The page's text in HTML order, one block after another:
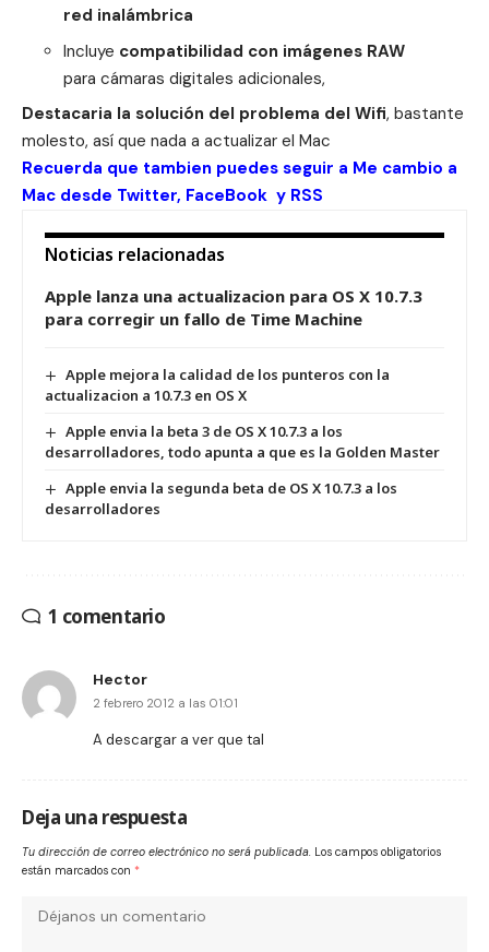
red inalámbrica
Incluye compatibilidad con imágenes RAW
para cámaras digitales adicionales,
Destacaria la solución del problema del Wifi, bastante
molesto, así que nada a actualizar el Mac
Recuerda que tambien puedes seguir a Me cambio a
Mac desde Twitter, FaceBook y RSS
Noticias relacionadas
Apple lanza una actualizacion para OS X 10.7.3
para corregir un fallo de Time Machine
Apple mejora la calidad de los punteros con la
actualizacion a 10.7.3 en OS X
Apple envia la beta 3 de OS X 10.7.3 a los
desarrolladores, todo apunta a que es la Golden Master
Apple envia la segunda beta de OS X 10.7.3 a los
desarrolladores
1 comentario
Hector
2 febrero 2012 a las 01:01
A descargar a ver que tal
Deja una respuesta
Tu dirección de correo electrónico no será publicada. Los campos obligatorios
están marcados con *